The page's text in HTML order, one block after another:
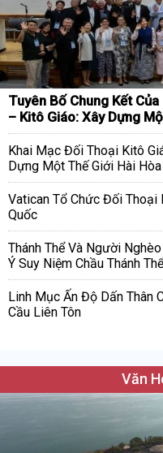
Tuyên Bố Chung Kết
– Kitô Giáo: Xây Dựng
Khai Mạc Đối Thoại Kitô
Dựng Một Thế Giới Hài
Vatican Tổ Chức Đối Thoại
Quốc
Thánh Thể Và Người
Ý Suy Niệm Chầu Thánh
Linh Mục Ấn Độ Dấn Thân
Cầu Liên Tôn
Văn